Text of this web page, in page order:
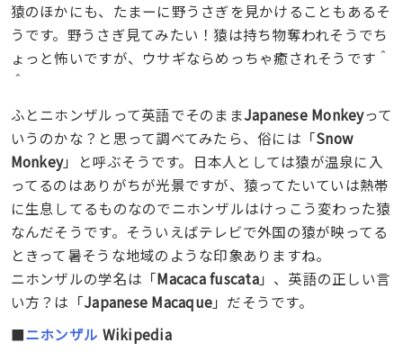
猿のほかにも、たまーに野うさぎを見かけることもあるそ
うです。野うさぎ見てみたい！猿は持ち物奪われそうでち
ょっと怖いですが、ウサギならめっちゃ癒されそうです＾
＾
ふとニホンザルって英語でそのままJapanese Monkeyって
いうのかな？と思って調べてみたら、俗には「Snow
Monkey」と呼ぶそうです。日本人としては猿が温泉に入
ってるのはありがちが光景ですが、猿ってたいていは熱帯
に生息してるものなのでニホンザルはけっこう変わった猿
なんだそうです。そういえばテレビで外国の猿が映ってる
ときって暑そうな地域のような印象ありますね。
ニホンザルの学名は「Macaca fuscata」、英語の正しい言
い方？は「Japanese Macaque」だそうです。
■ニホンザル Wikipedia